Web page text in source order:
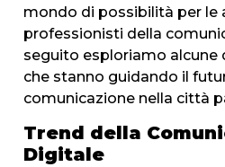
mondo di possibilità per le
professionisti della
seguito esploriamo alcune
che stanno guidando il
comunicazione nella città
Trend della
Digitale